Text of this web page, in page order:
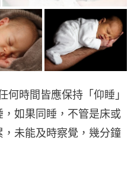
何時間皆應保持「仰睡」
如果同睡，不管是床或
未能及時察覺，幾分鐘